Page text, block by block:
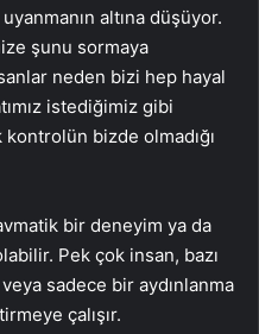
altına düşüyor.
şunu sormaya
neden bizi hep hayal
istediğimiz gibi
bizde olmadığı
bir deneyim ya da
Pek çok insan, bazı
sadece bir aydınlanma
çalışır.